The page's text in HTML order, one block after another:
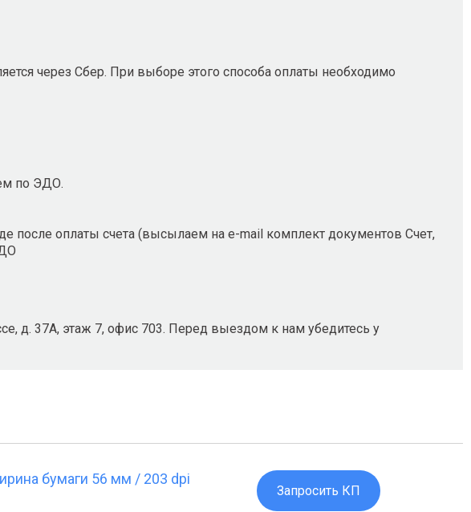
через Сбер. При выборе этого способа оплаты необходимо
по ЭДО.
после оплаты счета (высылаем на e-mail комплект документов Счет,
д. 37А, этаж 7, офис 703. Перед выездом к нам убедитесь у
Запросить КП
бумаги 56 мм / 203 dpi